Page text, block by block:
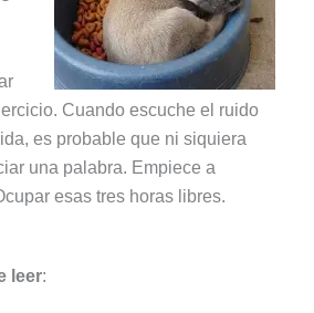
Cuando escuche el ruido
es probable que ni siquiera
una palabra. Empiece a
esas tres horas libres.
leer: